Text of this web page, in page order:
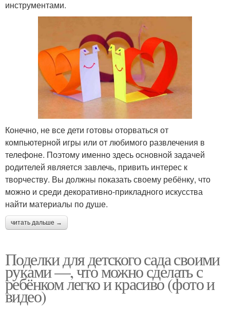
инструментами.
Конечно, не все дети готовы оторваться от
компьютерной игры или от любимого развлечения в
телефоне. Поэтому именно здесь основной задачей
родителей является завлечь, привить интерес к
творчеству. Вы должны показать своему ребёнку, что
можно и среди декоративно-прикладного искусства
найти материалы по душе.
читать дальше →
Поделки для детского сада своими
руками —, что можно сделать с
ребёнком легко и красиво (фото и
видео)